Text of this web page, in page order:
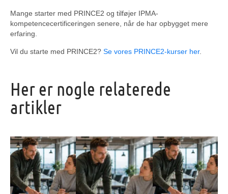
Mange starter med PRINCE2 og tilføjer IPMA-
kompetencecertificeringen senere, når de har opbygget mere
erfaring.
Vil du starte med PRINCE2? Se vores PRINCE2-kurser her.
Her er nogle relaterede
artikler